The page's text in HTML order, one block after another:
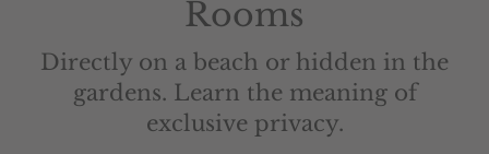
Rooms
Directly on a beach or hidden in the
gardens. Learn the meaning of
exclusive privacy.